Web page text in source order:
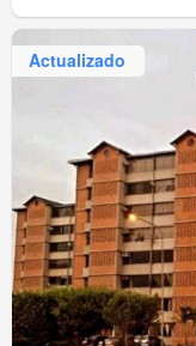
Actualizado